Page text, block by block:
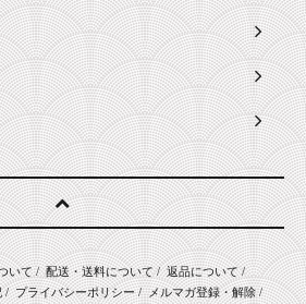
いて/ 配送・送料について/ 返品について/
/ プライバシーポリシー/ メルマガ登録・解除/